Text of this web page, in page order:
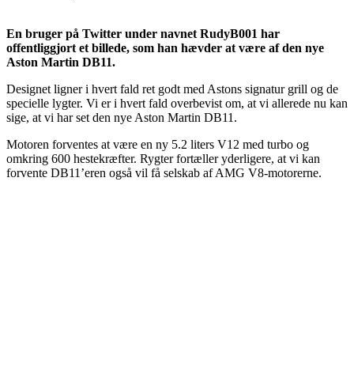
En bruger på Twitter under navnet RudyB001 har
offentliggjort et billede, som han hævder at være af den nye
Aston Martin DB11.
Designet ligner i hvert fald ret godt med Astons signatur grill og de
specielle lygter. Vi er i hvert fald overbevist om, at vi allerede nu kan
sige, at vi har set den nye Aston Martin DB11.
Motoren forventes at være en ny 5.2 liters V12 med turbo og
omkring 600 hestekræfter. Rygter fortæller yderligere, at vi kan
forvente DB11’eren også vil få selskab af AMG V8-motorerne.